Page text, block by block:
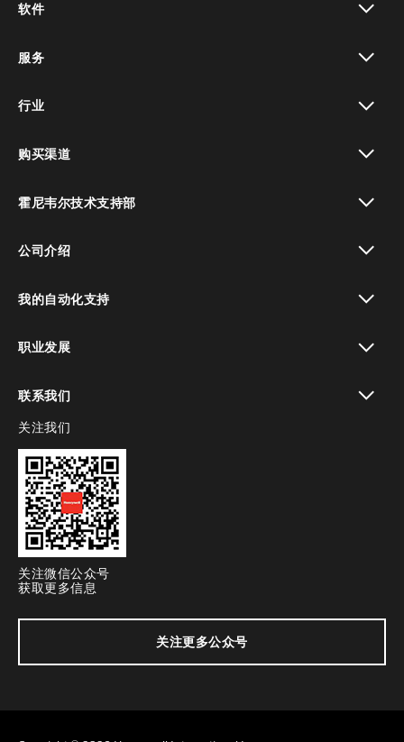
软件
服务
行业
购买渠道
霍尼韦尔技术支持部
公司介绍
我的自动化支持
职业发展
联系我们
toggle view
关注我们
关注微信公众号
获取更多信息
关注更多公众号